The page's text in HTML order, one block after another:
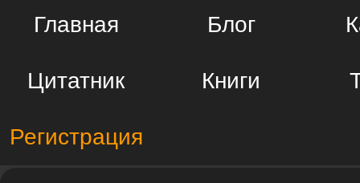
Главная Блог
Цитатник Книги
Регистрация